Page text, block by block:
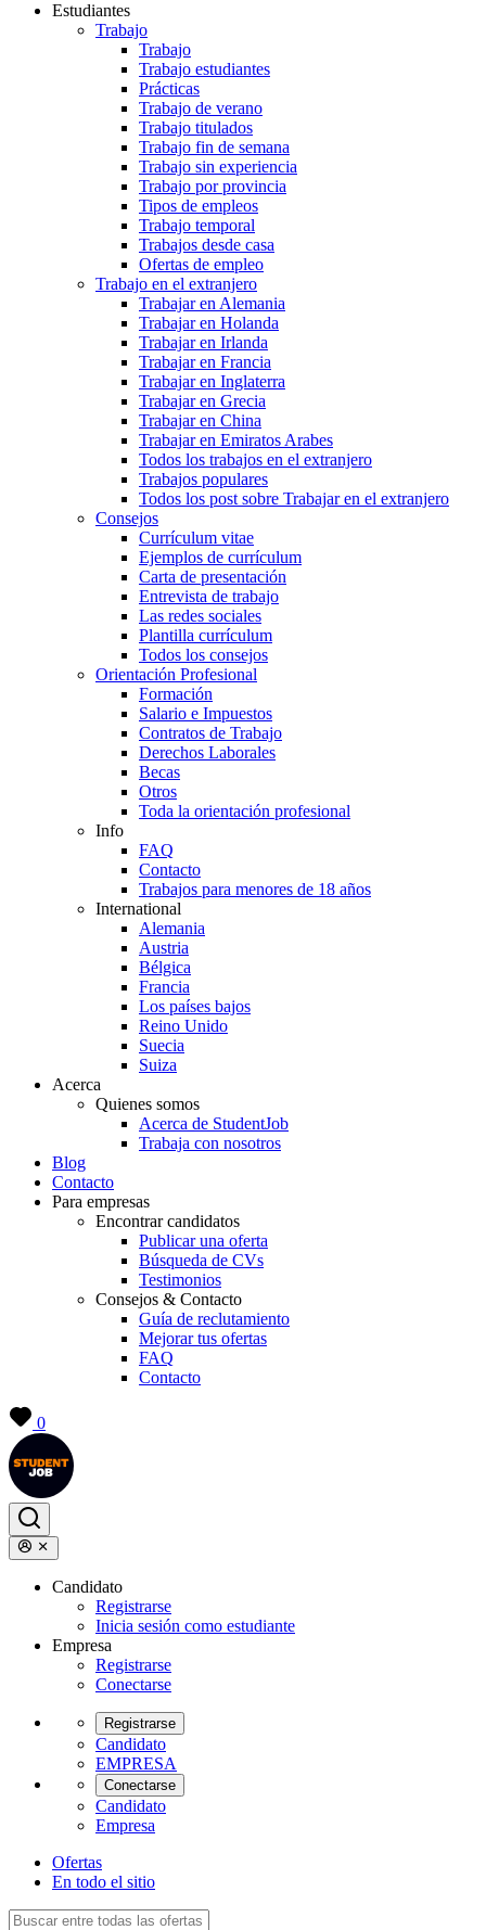
Estudiantes
Trabajo
Trabajo
Trabajo estudiantes
Prácticas
Trabajo de verano
Trabajo titulados
Trabajo fin de semana
Trabajo sin experiencia
Trabajo por provincia
Tipos de empleos
Trabajo temporal
Trabajos desde casa
Ofertas de empleo
Trabajo en el extranjero
Trabajar en Alemania
Trabajar en Holanda
Trabajar en Irlanda
Trabajar en Francia
Trabajar en Inglaterra
Trabajar en Grecia
Trabajar en China
Trabajar en Emiratos Arabes
Todos los trabajos en el extranjero
Trabajos populares
Todos los post sobre Trabajar en el extranjero
Consejos
Currículum vitae
Ejemplos de currículum
Carta de presentación
Entrevista de trabajo
Las redes sociales
Plantilla currículum
Todos los consejos
Orientación Profesional
Formación
Salario e Impuestos
Contratos de Trabajo
Derechos Laborales
Becas
Otros
Toda la orientación profesional
Info
FAQ
Contacto
Trabajos para menores de 18 años
International
Alemania
Austria
Bélgica
Francia
Los países bajos
Reino Unido
Suecia
Suiza
Acerca
Quienes somos
Acerca de StudentJob
Trabaja con nosotros
Blog
Contacto
Para empresas
Encontrar candidatos
Publicar una oferta
Búsqueda de CVs
Testimonios
Consejos & Contacto
Guía de reclutamiento
Mejorar tus ofertas
FAQ
Contacto
0
Candidato
Registrarse
Inicia sesión como estudiante
Empresa
Registrarse
Conectarse
Registrarse
Candidato
EMPRESA
Conectarse
Candidato
Empresa
Ofertas
En todo el sitio